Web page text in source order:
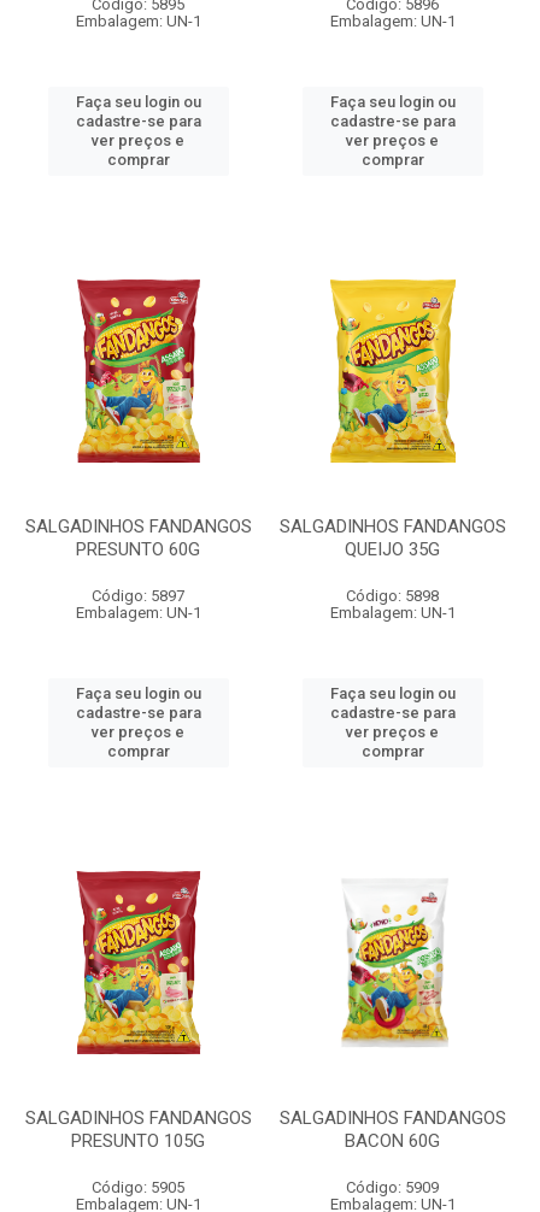
Código: 5895
Embalagem: UN-1
Faça seu login ou
cadastre-se para
ver preços e
comprar
Código: 5896
Embalagem: UN-1
Faça seu login ou
cadastre-se para
ver preços e
comprar
SALGADINHOS FANDANGOS
PRESUNTO 60G
Código: 5897
Embalagem: UN-1
Faça seu login ou
cadastre-se para
ver preços e
comprar
SALGADINHOS FANDANGOS
QUEIJO 35G
Código: 5898
Embalagem: UN-1
Faça seu login ou
cadastre-se para
ver preços e
comprar
SALGADINHOS FANDANGOS
PRESUNTO 105G
Código: 5905
Embalagem: UN-1
SALGADINHOS FANDANGOS
BACON 60G
Código: 5909
Embalagem: UN-1